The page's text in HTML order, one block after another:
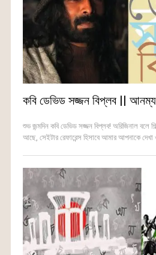
কবি ডেভিড সজ্জন বিপ্লব || আনম্য
শুভ জন্মদিন কবি ডেভিড সজ্জন বিপ্লব! অরিজিনাল বলে
আছে, সেইটার রেফারেন্স হিসাবে আমার আপনাকে দেখা